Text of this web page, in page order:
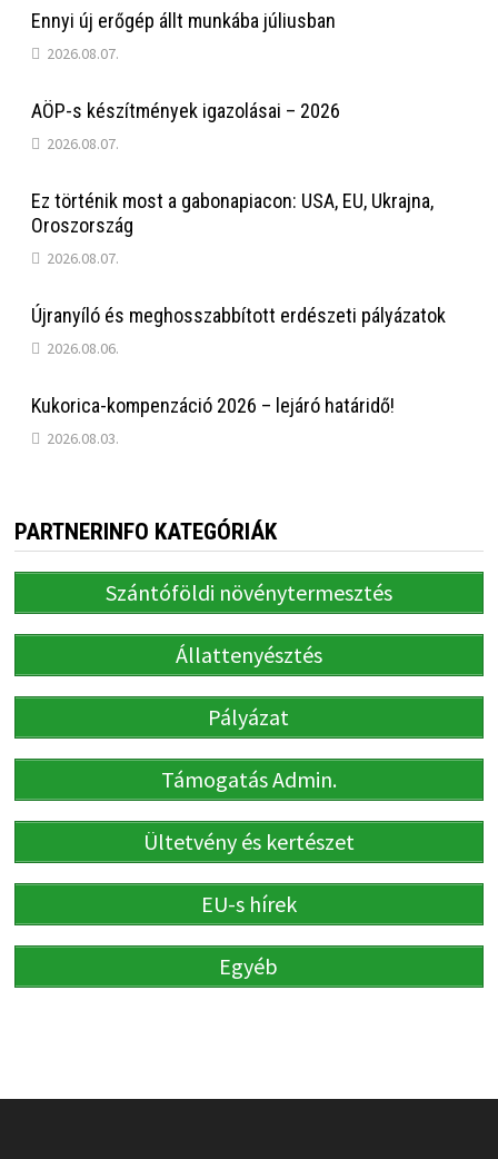
Ennyi új erőgép állt munkába júliusban
2026.08.07.
AÖP-s készítmények igazolásai – 2026
2026.08.07.
Ez történik most a gabonapiacon: USA, EU, Ukrajna,
Oroszország
2026.08.07.
Újranyíló és meghosszabbított erdészeti pályázatok
2026.08.06.
Kukorica-kompenzáció 2026 – lejáró határidő!
2026.08.03.
PARTNERINFO KATEGÓRIÁK
Szántóföldi növénytermesztés
Állattenyésztés
Pályázat
Támogatás Admin.
Ültetvény és kertészet
EU-s hírek
Egyéb